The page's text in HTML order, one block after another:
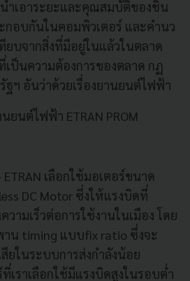
ำเอาระยะและคุณสมบัติของชิ้น
กอบกันในคอมพิวเตอร์ และคำนว
ยบจากสิ่งที่มีอยู่ในแล้วในตลาด
เป็นความต้องการของตลาด กฏ
ฐฯ อันว่าด้วยเรื่องยานยนต์ไฟฟ้า
ยนต์ไฟฟ้า ETRAN PROM
ETRAN เลือกใช้มอเตอร์ขนาด
DC Motor ซึ่งให้แรงบิดที่
ามเร็วต่อการใช้งานในเมือง โดย
าน timing แบบfix ratio ซึ่งจะ
ยในระบบการส่งกำลังน้อย
เราเลือกใช้มีแรงบิดสูงในรอบต่ำ